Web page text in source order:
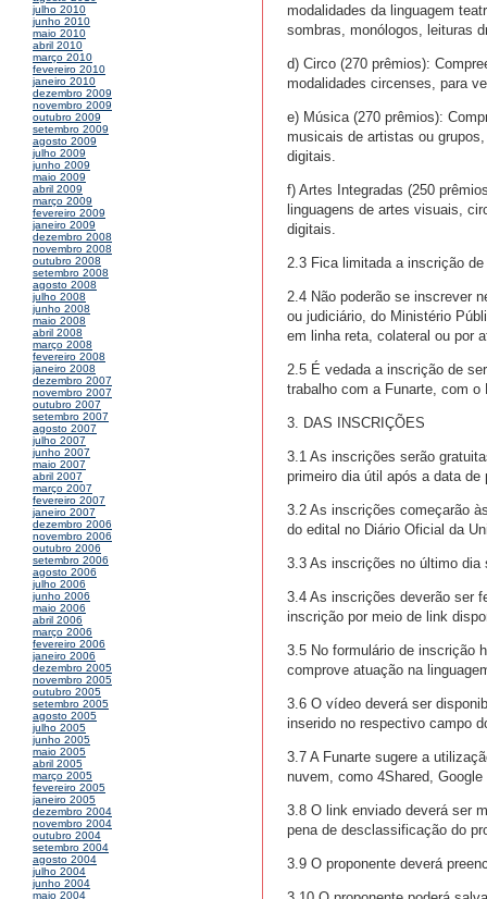
julho 2010
junho 2010
maio 2010
abril 2010
março 2010
fevereiro 2010
janeiro 2010
dezembro 2009
novembro 2009
outubro 2009
setembro 2009
agosto 2009
julho 2009
junho 2009
maio 2009
abril 2009
março 2009
fevereiro 2009
janeiro 2009
dezembro 2008
novembro 2008
outubro 2008
setembro 2008
agosto 2008
julho 2008
junho 2008
maio 2008
abril 2008
março 2008
fevereiro 2008
janeiro 2008
dezembro 2007
novembro 2007
outubro 2007
setembro 2007
agosto 2007
julho 2007
junho 2007
maio 2007
abril 2007
março 2007
fevereiro 2007
janeiro 2007
dezembro 2006
novembro 2006
outubro 2006
setembro 2006
agosto 2006
julho 2006
junho 2006
maio 2006
abril 2006
março 2006
fevereiro 2006
janeiro 2006
dezembro 2005
novembro 2005
outubro 2005
setembro 2005
agosto 2005
julho 2005
junho 2005
maio 2005
abril 2005
março 2005
fevereiro 2005
janeiro 2005
dezembro 2004
novembro 2004
outubro 2004
setembro 2004
agosto 2004
julho 2004
junho 2004
maio 2004
modalidades da linguagem
sombras, monólogos, leituras
d) Circo (270 prêmios):
modalidades circenses, para
e) Música (270 prêmios):
musicais de artistas ou
digitais.
f) Artes Integradas (250
linguagens de artes visuais,
digitais.
2.3 Fica limitada a inscrição
2.4 Não poderão se inscrever
ou judiciário, do Ministério
em linha reta, colateral ou por
2.5 É vedada a inscrição de
trabalho com a Funarte, com
3. DAS INSCRIÇÕES
3.1 As inscrições serão
primeiro dia útil após a data
3.2 As inscrições começarão
do edital no Diário Oficial da
3.3 As inscrições no último dia
3.4 As inscrições deverão ser
inscrição por meio de link
3.5 No formulário de inscrição
comprove atuação na
3.6 O vídeo deverá ser
inserido no respectivo campo
3.7 A Funarte sugere a
nuvem, como 4Shared,
3.8 O link enviado deverá ser
pena de desclassificação do
3.9 O proponente deverá